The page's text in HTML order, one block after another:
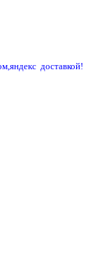
яндекс доставкой!